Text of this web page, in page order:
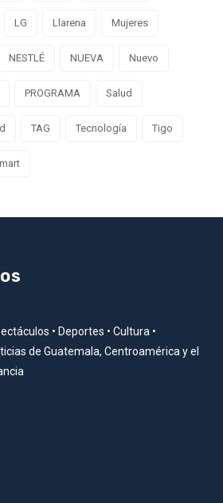
LG Llarena Mujeres
NESTLÉ NUEVA Nuevo
PROGRAMA Salud
TAG Tecnología Tigo
• Deportes • Cultura •
de Guatemala, Centroamérica y el